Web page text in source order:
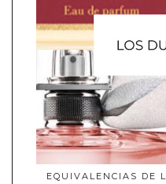
EQUIVALENCIAS DE